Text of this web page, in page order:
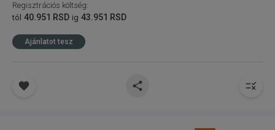
Regisztrációs költség:
tól 40.951 RSD ig 43.951 RSD
Ajánlatot tesz